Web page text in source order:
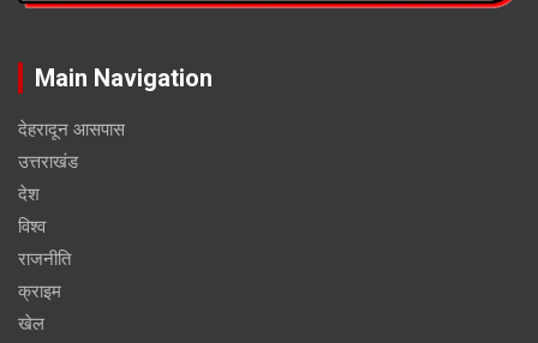
Main Navigation
देहरादून आसपास
उत्तराखंड
देश
विश्व
राजनीति
क्राइम
खेल